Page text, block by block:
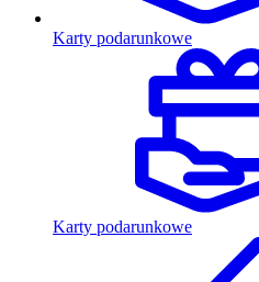
Karty podarunkowe
Karty podarunkowe